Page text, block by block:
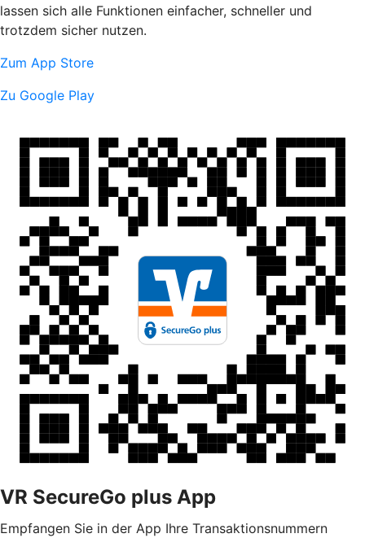
lassen sich alle Funktionen einfacher, schneller und
trotzdem sicher nutzen.
Zum App Store
Zu Google Play
VR SecureGo plus App
Empfangen Sie in der App Ihre Transaktionsnummern